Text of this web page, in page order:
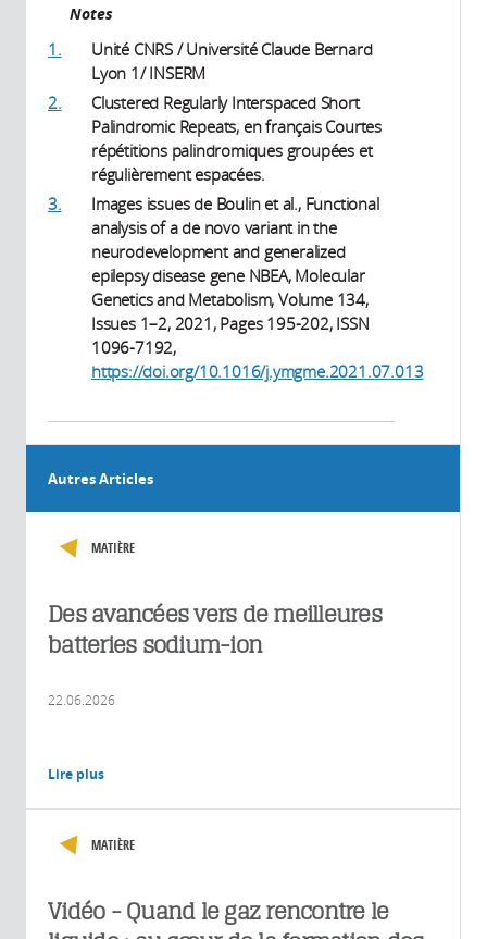
Notes
1.
Unité CNRS / Université Claude Bernard
Lyon 1/ INSERM
2.
Clustered Regularly Interspaced Short
Palindromic Repeats, en français Courtes
répétitions palindromiques groupées et
régulièrement espacées.
3.
Images issues de Boulin et al., Functional
analysis of a de novo variant in the
neurodevelopment and generalized
epilepsy disease gene NBEA, Molecular
Genetics and Metabolism, Volume 134,
Issues 1–2, 2021, Pages 195-202, ISSN
1096-7192,
https://doi.org/10.1016/j.ymgme.2021.07.013
Autres Articles
MATIÈRE
Des avancées vers de meilleures
batteries sodium-ion
22.06.2026
Lire plus
MATIÈRE
Vidéo - Quand le gaz rencontre le